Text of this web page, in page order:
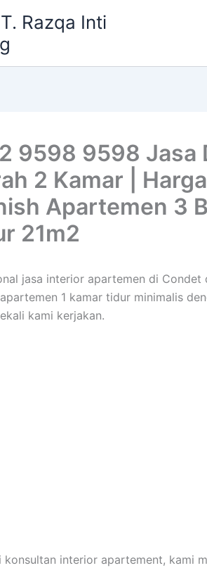
Razqa Inti
9598 9598 Jasa
2 Kamar |
Apartemen 3
21m2
jasa interior apartemen di
1 kamar tidur minimalis
kami kerjakan.
konsultan interior apartement, kami